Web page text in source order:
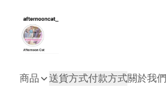
商品 送貨方式付款方式關於我們